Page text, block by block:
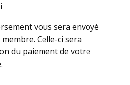
vous sera envoyé
Celle-ci sera
du paiement de votre